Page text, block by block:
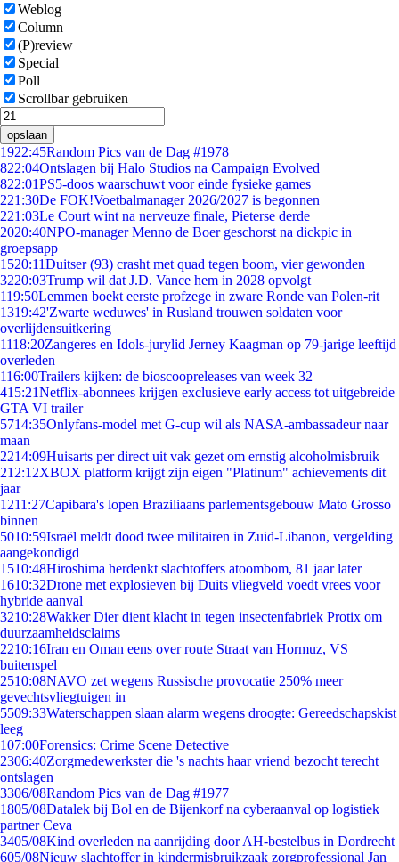
Weblog
Column
(P)review
Special
Poll
Scrollbar gebruiken
opslaan
1922:45Random Pics van de Dag #1978
822:04Ontslagen bij Halo Studios na Campaign Evolved
822:01PS5-doos waarschuwt voor einde fysieke games
221:30De FOK!Voetbalmanager 2026/2027 is begonnen
221:03Le Court wint na nerveuze finale, Pieterse derde
2020:40NPO-manager Menno de Boer geschorst na dickpic in
groepsapp
1520:11Duitser (93) crasht met quad tegen boom, vier gewonden
3220:03Trump wil dat J.D. Vance hem in 2028 opvolgt
119:50Lemmen boekt eerste profzege in zware Ronde van Polen-rit
1319:42'Zwarte weduwes' in Rusland trouwen soldaten voor
overlijdensuitkering
1118:20Zangeres en Idols-jurylid Jerney Kaagman op 79-jarige leeftijd
overleden
116:00Trailers kijken: de bioscoopreleases van week 32
415:21Netflix-abonnees krijgen exclusieve early access tot uitgebreide
GTA VI trailer
5714:35Onlyfans-model met G-cup wil als NASA-ambassadeur naar
maan
2214:09Huisarts per direct uit vak gezet om ernstig alcoholmisbruik
212:12XBOX platform krijgt zijn eigen "Platinum" achievements dit
jaar
1211:27Capibara's lopen Braziliaans parlementsgebouw Mato Grosso
binnen
5010:59Israël meldt dood twee militairen in Zuid-Libanon, vergelding
aangekondigd
1510:48Hiroshima herdenkt slachtoffers atoombom, 81 jaar later
1610:32Drone met explosieven bij Duits vliegveld voedt vrees voor
hybride aanval
3210:28Wakker Dier dient klacht in tegen insectenfabriek Protix om
duurzaamheidsclaims
2210:16Iran en Oman eens over route Straat van Hormuz, VS
buitenspel
2510:08NAVO zet wegens Russische provocatie 250% meer
gevechtsvliegtuigen in
5509:33Waterschappen slaan alarm wegens droogte: Gereedschapskist
leeg
107:00Forensics: Crime Scene Detective
2306:40Zorgmedewerkster die 's nachts haar vriend bezocht terecht
ontslagen
3306/08Random Pics van de Dag #1977
1805/08Datalek bij Bol en de Bijenkorf na cyberaanval op logistiek
partner Ceva
3405/08Kind overleden na aanrijding door AH-bestelbus in Dordrecht
605/08Nieuw slachtoffer in kindermisbruikzaak zorgprofessional Jan